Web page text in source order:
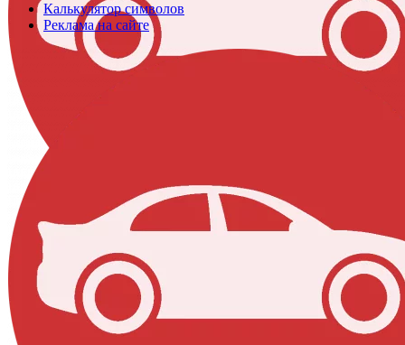
Калькулятор символов
Реклама на сайте